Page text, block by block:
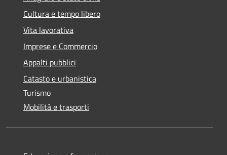
Cultura e tempo libero
Vita lavorativa
Imprese e Commercio
Appalti pubblici
Catasto e urbanistica
Turismo
Mobilità e trasporti